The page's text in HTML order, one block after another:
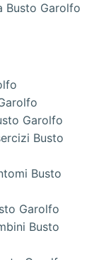
Busto Garolfo
Garolfo
Busto
Busto
Garolfo
Busto